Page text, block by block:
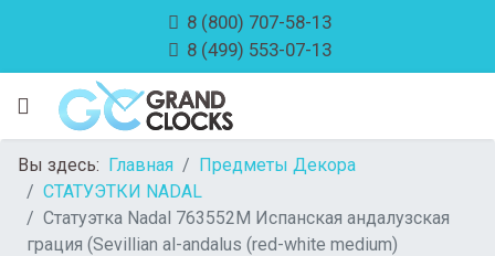
8 (800) 707-58-13
8 (499) 553-07-13
Вы здесь: Главная
Предметы Декора
СТАТУЭТКИ NADAL
Статуэтка Nadal 763552M Испанская андалузская
грация (Sevillian al-andalus (red-white medium)